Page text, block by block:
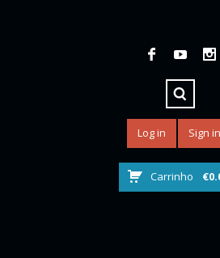
Log in Sign in
Carrinho €